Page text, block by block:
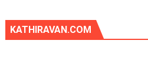
KATHIRAVAN.COM